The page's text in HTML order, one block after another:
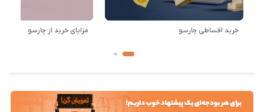
خرید اقساطی چارسو مزایای خرید از چارسو